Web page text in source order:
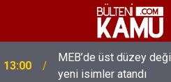
13:00
MEB’de üst düzey
yeni isimler atandı